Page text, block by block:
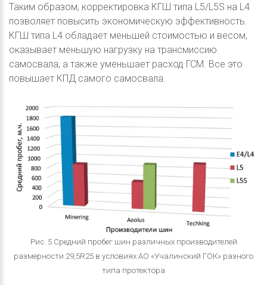
Таким образом, корректировка КГШ типа L5/L5S на L4
позволяет повысить экономическую эффективность.
КГШ типа L4 обладает меньшей стоимостью и весом,
оказывает меньшую нагрузку на трансмиссию
самосвала, а также уменьшает расход ГСМ. Все это
повышает КПД самого самосвала.
Рис. 5 Средний пробег шин различных производителей
размерности 29,5R25 в условиях АО «Учалинский ГОК» разного
типа протектора